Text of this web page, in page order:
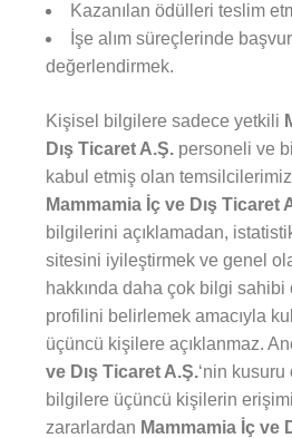
Kazanılan ödülleri teslim
İşe alım süreçlerinde
değerlendirmek.
Kişisel bilgilere sadece yetkili
Dış Ticaret A.Ş. personeli ve
kabul etmiş olan
Mammamia İç ve Dış Ticaret
bilgilerini açıklamadan,
sitesini iyileştirmek ve genel
hakkında daha çok bilgi sahibi
profilini belirlemek amacıyla
üçüncü kişilere açıklanmaz.
ve Dış Ticaret A.Ş.‘nin kusuru
bilgilere üçüncü kişilerin
zararlardan Mammamia İç ve